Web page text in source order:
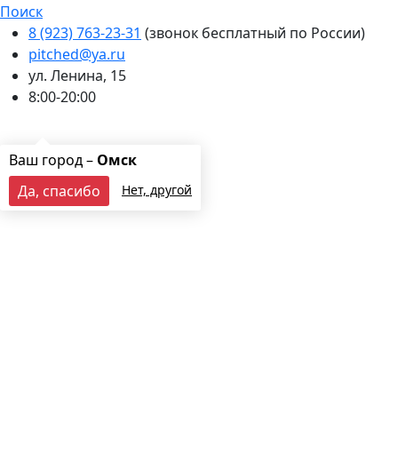
Поиск
8 (923) 763-23-31 (звонок бесплатный по России)
pitched@ya.ru
ул. Ленина, 15
8:00-20:00
Ваш город – Омск
Да, спасибо
Нет, другой
Оставить заявку